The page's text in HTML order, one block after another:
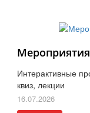
Мероприятия
Интерактивные
квиз, лекции
16.07.2026